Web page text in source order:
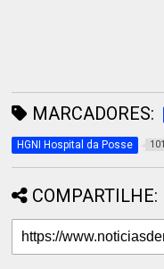
MARCADORES:
HGNI Hospital da Posse 101
COMPARTILHE: